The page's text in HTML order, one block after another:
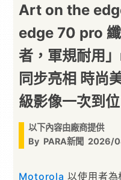
Art on the
edge 70 pro
者，軍規耐用
同步亮相 時尚
級影像一次到位
以下內容由廠商提供
By PARA新聞 2026/
Motorola 以使用者